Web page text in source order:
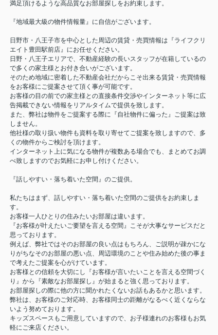
満足頂けるような高品質なお部屋探しをお約束します。
『地域最大級の物件情報量』に自信がございます。
日野市・八王子市を中心とした周辺の賃貸・売買情報は『ライフクリ
エイト豊田駅前店』にお任せください。
日野・八王子エリアで、不動産経験の長いスタッフが在籍しているの
で多くの家主様とお付き合いがございます。
そのため地域に密着した不動産会社だからこそ出来る賃貸・売買情報
をお客様にご提案させて頂く事が可能です。
お客様の目の前での家主様との直接条件交渉やインターネット等に広
告掲載できない情報をリアルタイムで提供を致します。
また、弊社は物件をご提案する際に『自社物件に偏った』ご提案は致
しません。
他社様の取り扱い物件も資料を取り寄せてご提案を致しますので、多
くの物件からご検討を頂けます。
インターネット上に気になる物件が複数ある場合でも、まとめてお調
べ致しますのでお気軽にお申し付けください。
『話しやすい・落ち着いた空間』のご提供。
私たちはまず、話しやすい・落ち着いた空間のご提供をお約束しま
す。
お客様一人ひとりの住みたいお部屋は違います。
『お客様が叶えたいご要望を言える空間』こそが大事なサービスだと
思っております。
例えば、弊社ではそのお部屋の良い点はもちろん、ご説明が疎かにな
りがちなそのお部屋の悪い点、周辺環境のことや住み始めた後の事ま
で考えたご提案を心がけています。
お客様との信頼を大切にし『お客様が言いたいことを言える空間づく
り』から『素敵なお部屋探し』が始まると強く思っております。
お部屋探しの際に他の方に聞かれたくないお話もあるかと思います。
弊社は、お客様のご対応時、お客様同士の距離がなるべく近くならな
いよう努めております。
キッズスペースもご用意していますので、お子様連れのお客様もお気
軽にご来店ください。